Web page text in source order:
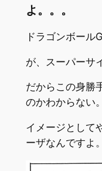
よ。。。
ドラゴンボール
が、スーパーサ
だからこの身勝
のかわからない。
イメージとして
ーザなんですよ。